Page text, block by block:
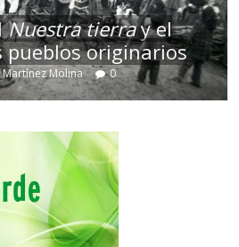
tierray el
originarios
Molina 0